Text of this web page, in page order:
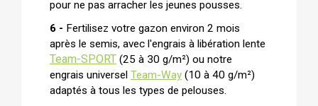
pour ne pas arracher les jeunes pousses.
6 - Fertilisez votre gazon environ 2 mois
Team-SPORT (25 à 30 g/m²) ou notre
engrais universel Team-Way (10 à 40 g/m²)
adaptés à tous les types de pelouses.